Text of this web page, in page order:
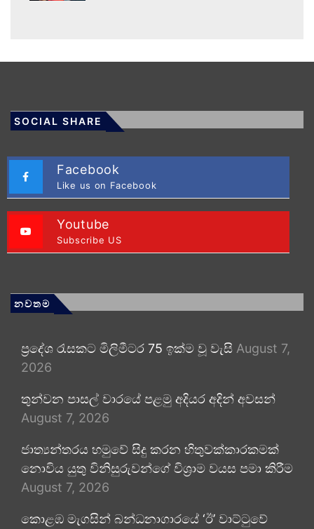
SOCIAL SHARE
Facebook
Like us on Facebook
Youtube
Subscribe US
නවතම
ප්‍රදේශ රැසකට මිලිමීටර 75 ඉක්ම වූ වැසි August 7,
2026
තුන්වන පාසල් වාරයේ පළමු අදියර අදින් අවසන්
August 7, 2026
ජාත්‍යන්තරය හමුවේ සිදු කරන හිතුවක්කාරකමක්
නොවිය යුතු විනිසුරුවන්ගේ විශ්‍රාම වයස පමා කිරීම
August 7, 2026
කොළඹ මැගසින් බන්ධනාගාරයේ ‘ඊ’ වාට්ටුවේ